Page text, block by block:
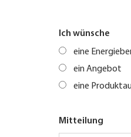
Ich wünsche
eine
ein Angebot
eine
Mitteilung